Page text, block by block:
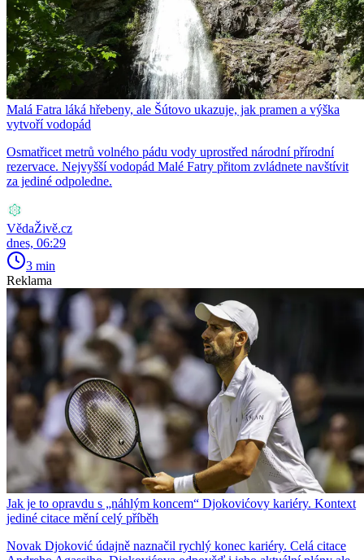
Malá Fatra láká hřebeny, ale Šútovo ukazuje, jak pramen a výška
vytvoří vodopád
Osmatřicet metrů volného pádu vody uprostřed národní přírodní
rezervace. Nejvyšší vodopád Malé Fatry přitom zvládnete navštívit
za jediné odpoledne.
VědaŽivě.cz
dnes, 06:29
3 min
Reklama
Jak je to opravdu s „náhlým koncem“ Djokovićovy kariéry. Kontext
jediné citace mění celý příběh
Novak Djoković údajně naznačil rychlý konec kariéry. Celá citace